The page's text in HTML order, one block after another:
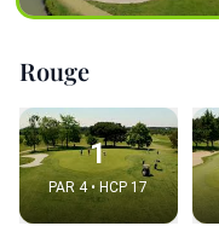
Rouge
1
PAR 4 • HCP 17